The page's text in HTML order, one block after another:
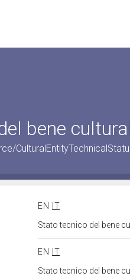
bene
EN
IT
Stato tecnico del bene
EN
IT
Stato tecnico del bene